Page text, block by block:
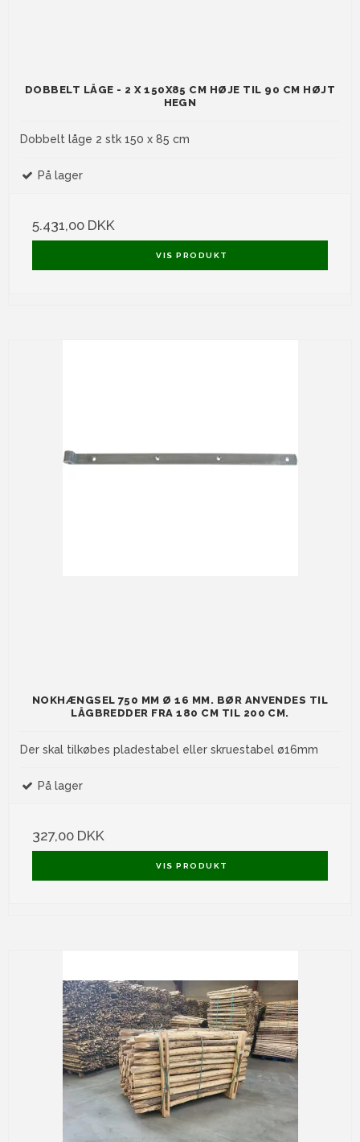
DOBBELT LÅGE - 2 X 150X85 CM HØJE TIL 90 CM HØJT
HEGN
Dobbelt låge 2 stk 150 x 85 cm
På lager
5.431,00 DKK
VIS PRODUKT
NOKHÆNGSEL 750 MM Ø 16 MM. BØR ANVENDES TIL
LÅGBREDDER FRA 180 CM TIL 200 CM.
Der skal tilkøbes pladestabel eller skruestabel ø16mm
På lager
327,00 DKK
VIS PRODUKT